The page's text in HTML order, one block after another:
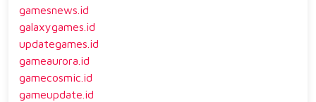
gamesnews.id
galaxygames.id
updategames.id
gameaurora.id
gamecosmic.id
gameupdate.id